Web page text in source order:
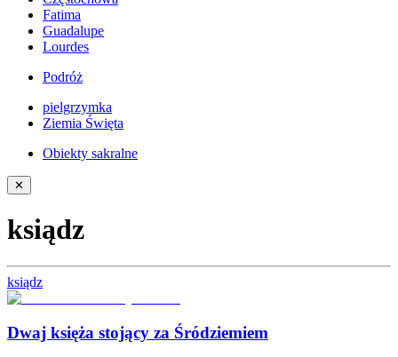
Fatima
Guadalupe
Lourdes
Podróż
pielgrzymka
Ziemia Święta
Obiekty sakralne
✕
ksiądz
ksiądz
Dwaj księża stojący za Śródziemiem